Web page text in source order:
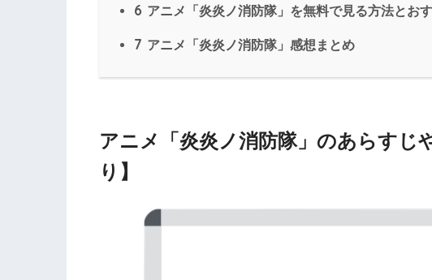
6 アニメ「炎炎ノ消防隊」を無料で見る方法とお
7 アニメ「炎炎ノ消防隊」感想まとめ
アニメ「炎炎ノ消防隊」のあらすじ
り】